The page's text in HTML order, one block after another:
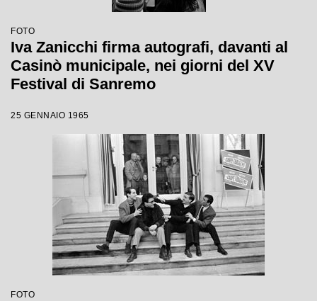
FOTO
Iva Zanicchi firma autografi, davanti al
Casinò municipale, nei giorni del XV
Festival di Sanremo
25 GENNAIO 1965
FOTO